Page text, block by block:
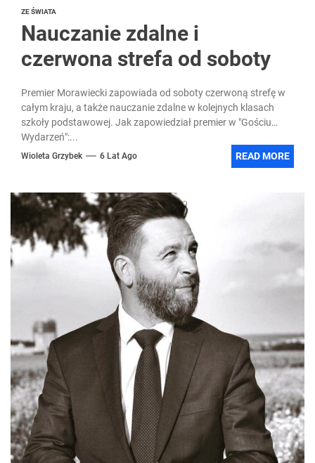
ZE ŚWIATA
Nauczanie zdalne i
czerwona strefa od soboty
Premier Morawiecki zapowiada od soboty czerwoną strefę w
całym kraju, a także nauczanie zdalne w kolejnych klasach
szkoły podstawowej. Jak zapowiedział premier w "Gościu
Wydarzeń":...
Wioleta Grzybek 6 Lat Ago READ MORE